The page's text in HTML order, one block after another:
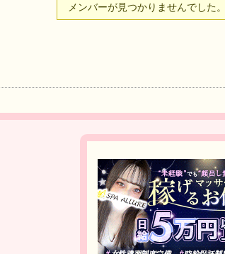
メンバーが見つかりませんでした。